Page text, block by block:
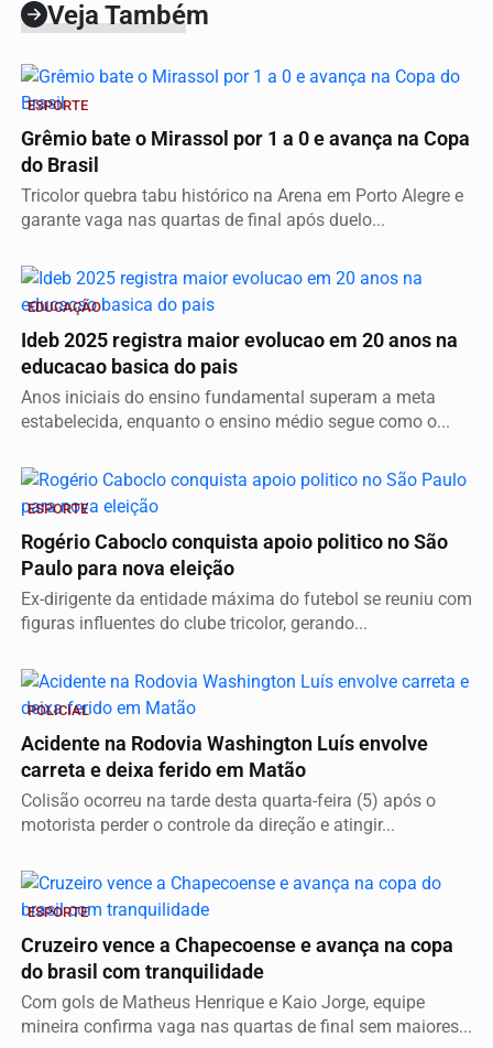
Veja Também
ESPORTE
Grêmio bate o Mirassol por 1 a 0 e avança na Copa
do Brasil
Tricolor quebra tabu histórico na Arena em Porto Alegre e
garante vaga nas quartas de final após duelo...
EDUCAÇÃO
Ideb 2025 registra maior evolucao em 20 anos na
educacao basica do pais
Anos iniciais do ensino fundamental superam a meta
estabelecida, enquanto o ensino médio segue como o...
ESPORTE
Rogério Caboclo conquista apoio politico no São
Paulo para nova eleição
Ex-dirigente da entidade máxima do futebol se reuniu com
figuras influentes do clube tricolor, gerando...
POLICIAL
Acidente na Rodovia Washington Luís envolve
carreta e deixa ferido em Matão
Colisão ocorreu na tarde desta quarta-feira (5) após o
motorista perder o controle da direção e atingir...
ESPORTE
Cruzeiro vence a Chapecoense e avança na copa
do brasil com tranquilidade
Com gols de Matheus Henrique e Kaio Jorge, equipe
mineira confirma vaga nas quartas de final sem maiores...